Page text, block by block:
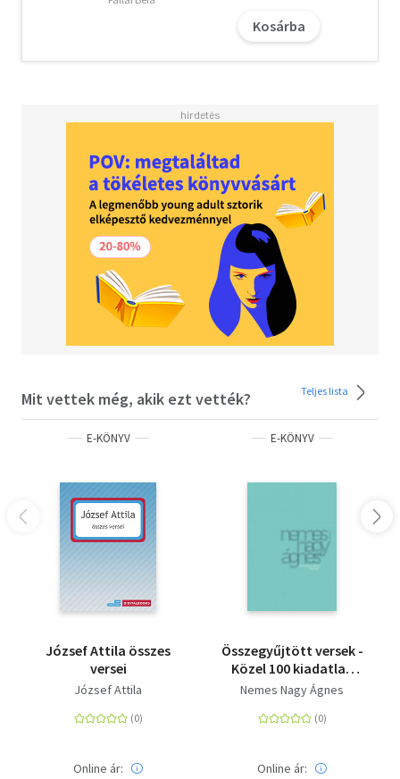
Kosárba
Mit vettek még, akik ezt vették? Teljes lista
E-KÖNYV
József Attila összes
versei
József Attila
Online ár:
E-KÖNYV
Összegyűjtött versek -
Közel 100 kiadatlan
verssel
Nemes Nagy Ágnes
Online ár: